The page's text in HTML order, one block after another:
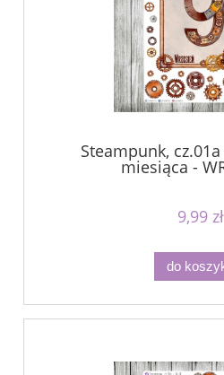
Steampunk,
miesiąca -
9,99 zł
do